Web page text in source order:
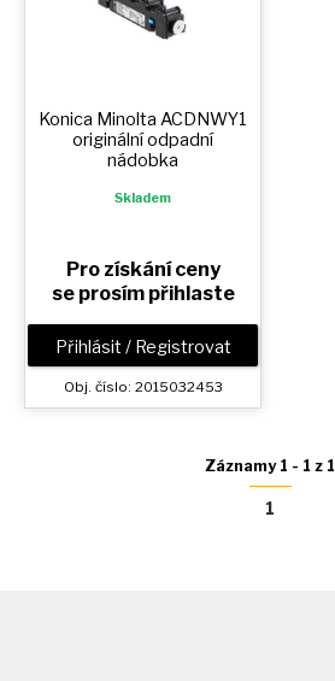
Konica Minolta ACDNWY1
originální odpadní
nádobka
Skladem
Pro získání ceny
se prosím přihlaste
Přihlásit / Registrovat
Obj. číslo: 2015032453
Záznamy 1 - 1 z 1
1